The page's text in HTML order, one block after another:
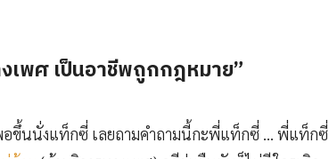
เพศ เป็นอาชีพถูกกฎหมาย”
อขึ้นนั่งแท็กซี่ เลยถามคำถามนี้กะพี่แท็กซี่ … พี่แท็กซี่